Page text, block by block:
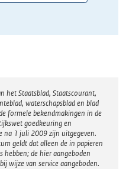
het Staatsblad, Staatscourant,
waterschapsblad en blad
formele bekendmakingen in de
goedkeuring en
na 1 juli 2009 zijn uitgegeven.
geldt dat alleen de in papieren
de hier aangeboden
wijze van service aangeboden.